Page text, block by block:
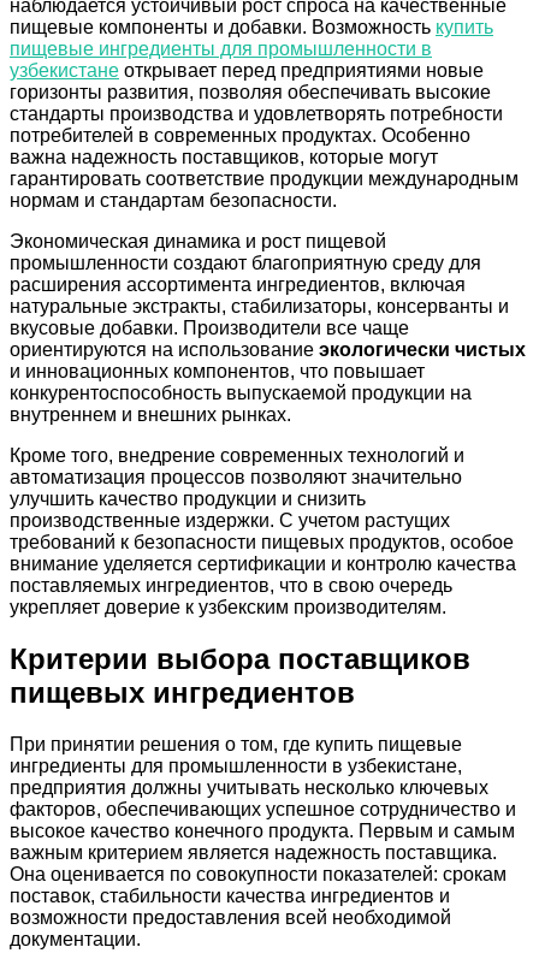
наблюдается устойчивый рост спроса на качественные
пищевые компоненты и добавки. Возможность купить
пищевые ингредиенты для промышленности в
узбекистане открывает перед предприятиями новые
горизонты развития, позволяя обеспечивать высокие
стандарты производства и удовлетворять потребности
потребителей в современных продуктах. Особенно
важна надежность поставщиков, которые могут
гарантировать соответствие продукции международным
нормам и стандартам безопасности.
Экономическая динамика и рост пищевой
промышленности создают благоприятную среду для
расширения ассортимента ингредиентов, включая
натуральные экстракты, стабилизаторы, консерванты и
вкусовые добавки. Производители все чаще
ориентируются на использование экологически чистых
и инновационных компонентов, что повышает
конкурентоспособность выпускаемой продукции на
внутреннем и внешних рынках.
Кроме того, внедрение современных технологий и
автоматизация процессов позволяют значительно
улучшить качество продукции и снизить
производственные издержки. С учетом растущих
требований к безопасности пищевых продуктов, особое
внимание уделяется сертификации и контролю качества
поставляемых ингредиентов, что в свою очередь
укрепляет доверие к узбекским производителям.
Критерии выбора поставщиков
пищевых ингредиентов
При принятии решения о том, где купить пищевые
ингредиенты для промышленности в узбекистане,
предприятия должны учитывать несколько ключевых
факторов, обеспечивающих успешное сотрудничество и
высокое качество конечного продукта. Первым и самым
важным критерием является надежность поставщика.
Она оценивается по совокупности показателей: срокам
поставок, стабильности качества ингредиентов и
возможности предоставления всей необходимой
документации.